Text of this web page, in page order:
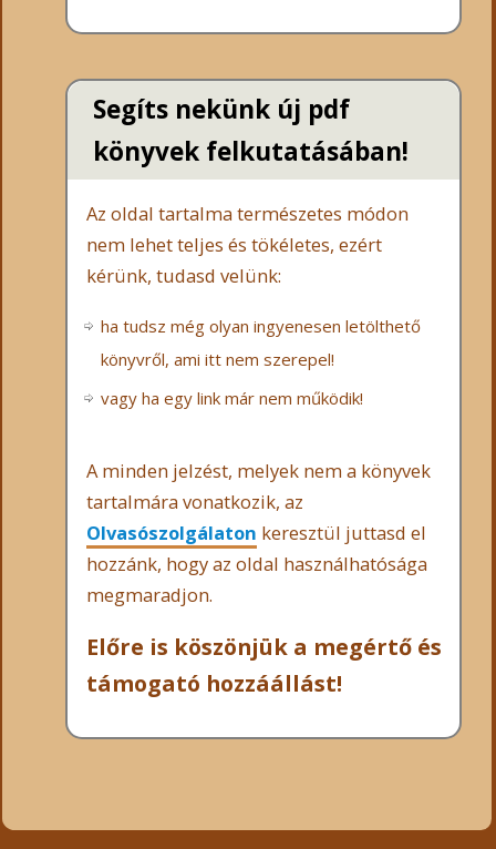
Segíts nekünk új pdf
könyvek felkutatásában!
Az oldal tartalma természetes módon
nem lehet teljes és tökéletes, ezért
kérünk, tudasd velünk:
ha tudsz még olyan ingyenesen letölthető
könyvről, ami itt nem szerepel!
vagy ha egy link már nem működik!
A minden jelzést, melyek nem a könyvek
tartalmára vonatkozik, az
Olvasószolgálaton keresztül juttasd el
hozzánk, hogy az oldal használhatósága
megmaradjon.
Előre is köszönjük a megértő és
támogató hozzáállást!